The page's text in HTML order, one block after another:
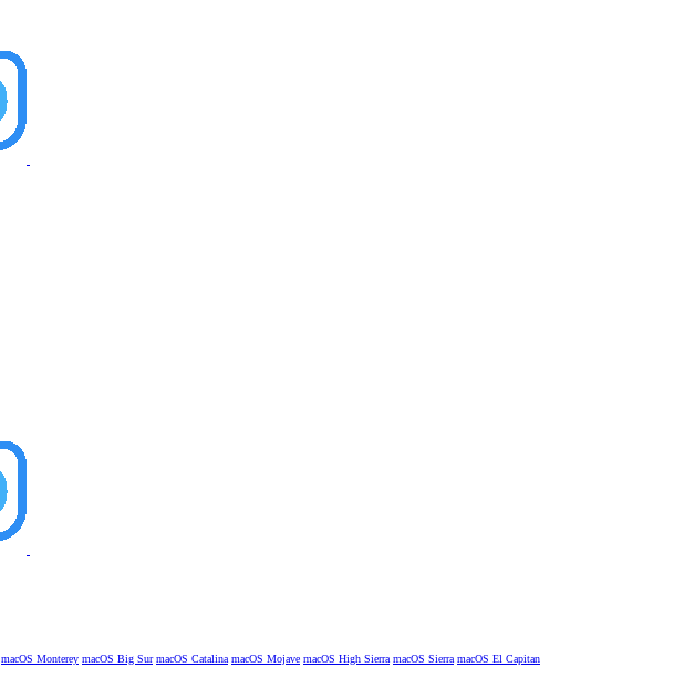
macOS Monterey macOS Big Sur macOS Catalina macOS Mojave macOS High Sierra macOS Sierra macOS El Capitan